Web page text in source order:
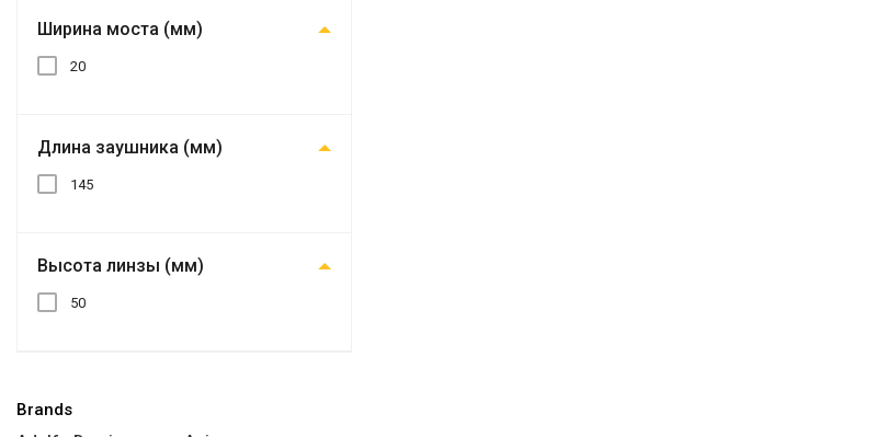
Ширина моста (мм)
20
Длина заушника (мм)
145
Высота линзы (мм)
50
Brands